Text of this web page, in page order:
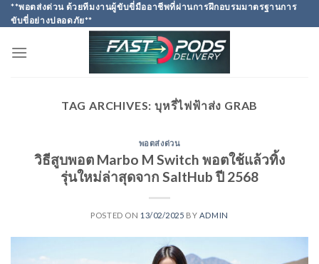
Skip
to
**พอตส่งด่วน ด้วยทีมงานผู้ขับขี่มืออาชีพที่ผ่านการฝึกอบรมมาตรฐานการ
ขับขี่อย่างปลอดภัย**
TAG ARCHIVES: บุหรี่ไฟฟ้าส่ง GRAB
พอตส่งด่วน
วิธีสูบพอต Marbo M Switch พอตใช้แล้วทิ้ง
รุ่นใหม่ล่าสุดจาก SaltHub ปี 2568
POSTED ON 13/02/2025 BY ADMIN